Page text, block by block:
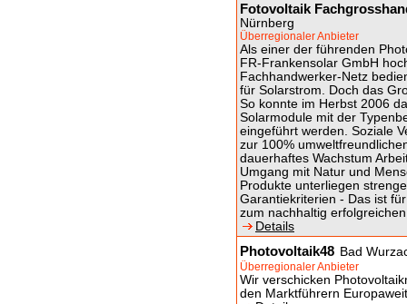
Fotovoltaik
Nürnberg
Überregionaler Anbieter
Als einer der führenden
FR-Frankensolar GmbH
Fachhandwerker-Netz
für Solarstrom. Doch das
So konnte im Herbst 2006
Solarmodule mit der
eingeführt werden. Soziale
zur 100%
dauerhaftes Wachstum
Umgang mit Natur und
Produkte unterliegen
Garantiekriterien - Das ist
zum nachhaltig
Details
Photovoltaik48 Bad
Überregionaler Anbieter
Wir verschicken
den Marktführern